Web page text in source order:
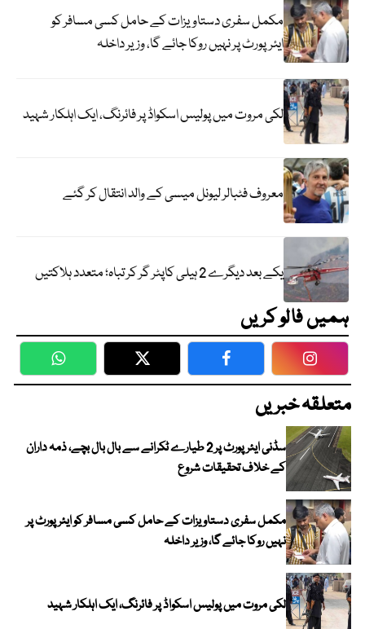
مکمل سفری دستاویزات کے حامل کسی مسافر کو
ایئرپورٹ پر نہیں روکا جائے گا، وزیر داخلہ
لکی مروت میں پولیس اسکواڈ پر فائرنگ، ایک اہلکار شہید
معروف فٹبالر لیونل میسی کے والد انتقال کر گئے
یکے بعد دیگرے 2 ہیلی کاپٹر گر کر تباہ؛ متعدد ہلاکتیں
ہمیں فالو کریں
WhatsApp Twitter Facebook
متعلقہ خبریں
سڈنی ایئرپورٹ پر 2 طیارے ٹکرانے سے بال بال بچے، ذمہ داران
کے خلاف تحقیقات شروع
مکمل سفری دستاویزات کے حامل کسی مسافر کو ایئرپورٹ پر
نہیں روکا جائے گا، وزیر داخلہ
لکی مروت میں پولیس اسکواڈ پر فائرنگ، ایک اہلکار شہید